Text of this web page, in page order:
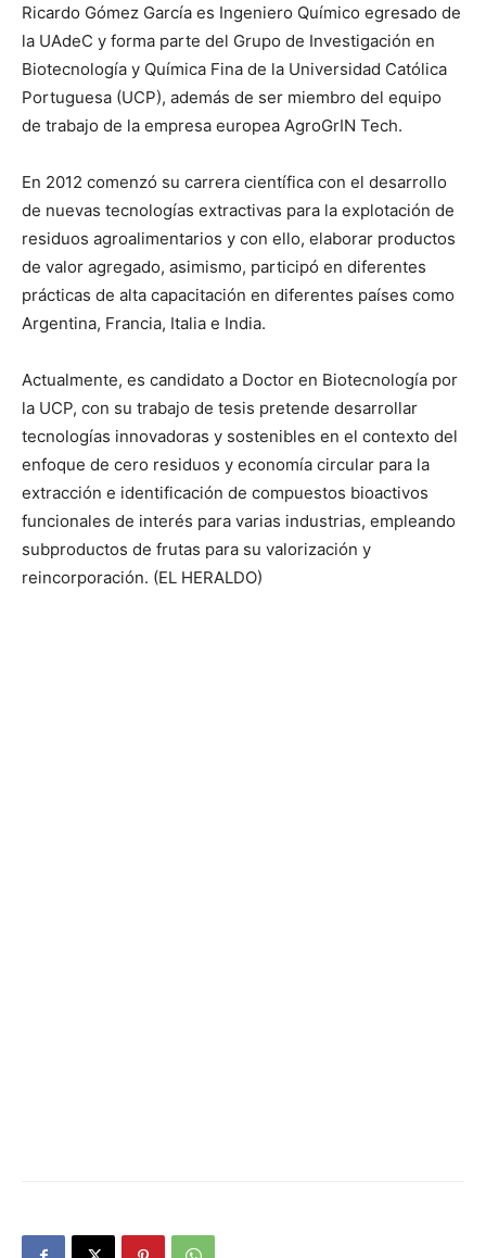
Ricardo Gómez García es Ingeniero Químico egresado de
la UAdeC y forma parte del Grupo de Investigación en
Biotecnología y Química Fina de la Universidad Católica
Portuguesa (UCP), además de ser miembro del equipo
de trabajo de la empresa europea AgroGrIN Tech.
En 2012 comenzó su carrera científica con el desarrollo
de nuevas tecnologías extractivas para la explotación de
residuos agroalimentarios y con ello, elaborar productos
de valor agregado, asimismo, participó en diferentes
prácticas de alta capacitación en diferentes países como
Argentina, Francia, Italia e India.
Actualmente, es candidato a Doctor en Biotecnología por
la UCP, con su trabajo de tesis pretende desarrollar
tecnologías innovadoras y sostenibles en el contexto del
enfoque de cero residuos y economía circular para la
extracción e identificación de compuestos bioactivos
funcionales de interés para varias industrias, empleando
subproductos de frutas para su valorización y
reincorporación. (EL HERALDO)